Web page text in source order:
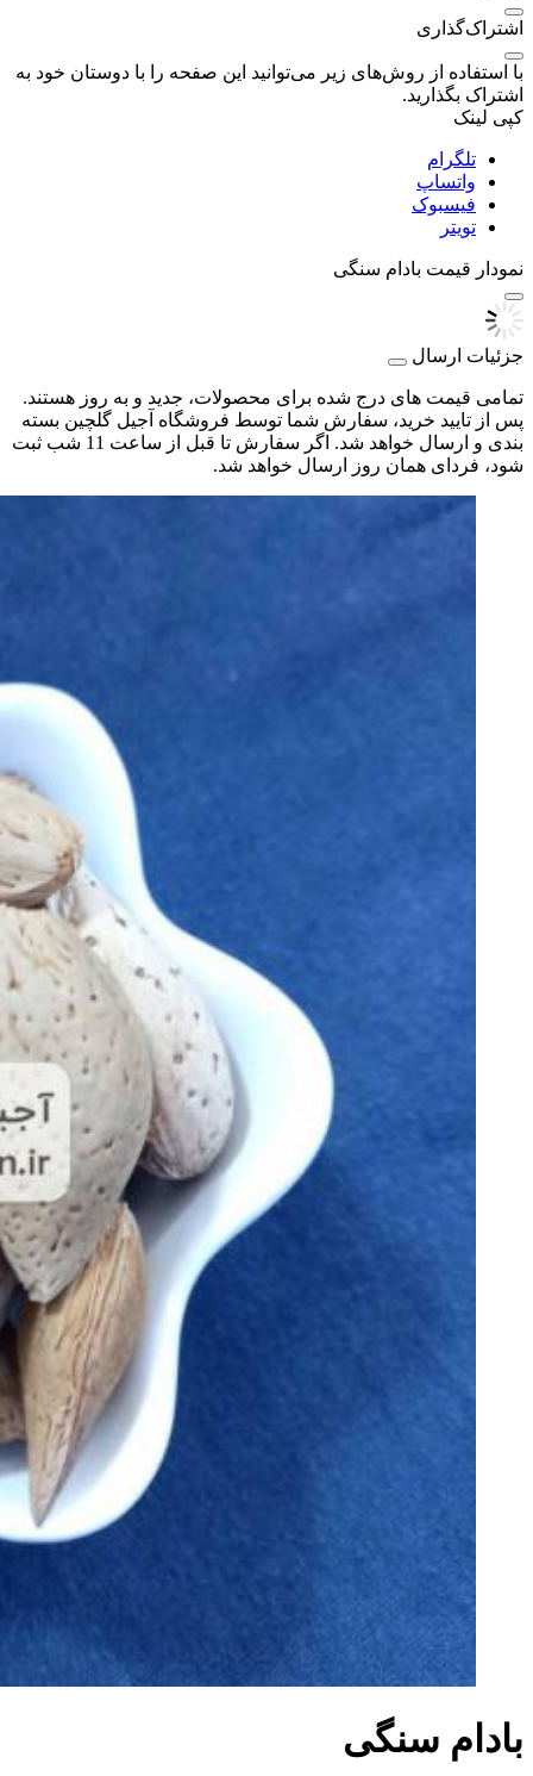
اشتراک‌گذاری
با استفاده از روش‌های زیر می‌توانید این صفحه را با دوستان خود به
اشتراک بگذارید.
کپی لینک
تلگرام
واتساپ
فیسبوک
تویتر
نمودار قیمت بادام سنگی
جزئیات ارسال
تمامی قیمت های درج شده برای محصولات، جدید و به روز هستند.
پس از تایید خرید، سفارش شما توسط فروشگاه آجیل گلچین بسته
بندی و ارسال خواهد شد. اگر سفارش تا قبل از ساعت 11 شب ثبت
شود، فردای همان روز ارسال خواهد شد.
بادام سنگی